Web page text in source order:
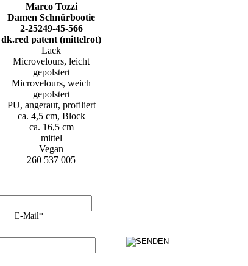
Marco Tozzi
Damen Schnürbootie
2-25249-45-566
dk.red patent (mittelrot)
Lack
Microvelours, leicht
gepolstert
Microvelours, weich
gepolstert
PU, angeraut, profiliert
ca. 4,5 cm, Block
ca. 16,5 cm
mittel
Vegan
260 537 005
E-Mail*